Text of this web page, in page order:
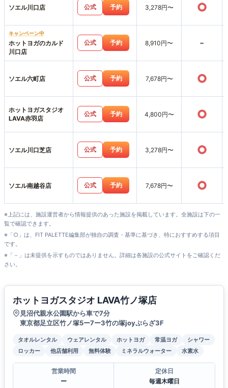
ソエル川口店 公式 予約 3,278円〜 ○
キャンペーン中
ホットヨガのカルド
川口店
公式 予約 8,910円〜 -
ソエル六町店 公式 予約 7,678円〜 ○
ホットヨガスタジオ
LAVA赤羽店
公式 予約 4,800円〜 ○
ソエル川口芝店 公式 予約 3,278円〜 ○
ソエル南越谷店 公式 予約 7,678円〜 ○
※上記には、施設運営者から情報提供のあった施設を掲載しています。全施設は下の一
覧で確認できます。
※「○」は、FIT PALETTE編集部が独自の調査・基準に基づき、特におすすめする項目
です。
※「－」は未提供を示すものではありません。詳細は各施設の公式サイトをご確認くだ
さい。
ホットヨガスタジオ LAVA竹ノ塚店
見沼代親水公園駅から車で7分
東京都足立区竹ノ塚5ー7ー3竹の塚joyぷらざ3F
タオルレンタル ウェアレンタル ホットヨガ 常温ヨガ
シャワー
ロッカー
他店舗利用 無料体験 ミネラルウォーター 水素水
営業時間
ー
定休日
毎週木曜日